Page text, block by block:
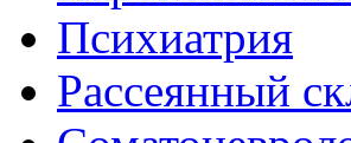
Психиатрия
Рассеянный